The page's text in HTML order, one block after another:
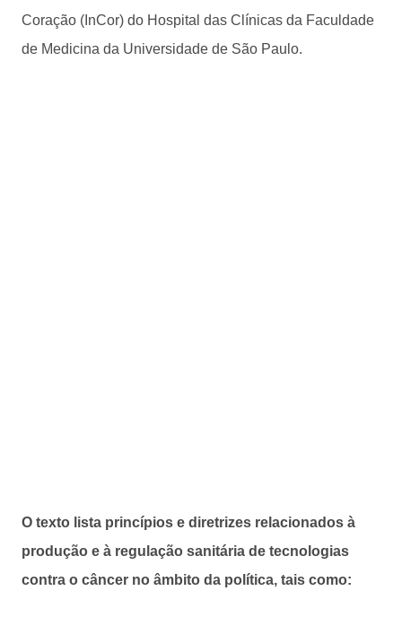
Coração (InCor) do Hospital das Clínicas da Faculdade
de Medicina da Universidade de São Paulo.
O texto lista princípios e diretrizes relacionados à
produção e à regulação sanitária de tecnologias
contra o câncer no âmbito da política, tais como: